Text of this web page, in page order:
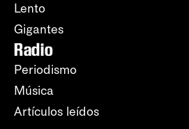
Lento
Gigantes
Radio
Periodismo
Música
Artículos leídos